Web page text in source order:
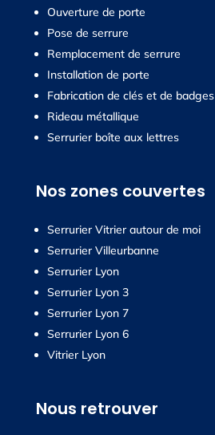
Ouverture de porte
Pose de serrure
Remplacement de serrure
Installation de porte
Fabrication de clés et de badges
Rideau métallique
Serrurier boîte aux lettres
Nos zones couvertes
Serrurier Vitrier autour de moi
Serrurier Villeurbanne
Serrurier Lyon
Serrurier Lyon 3
Serrurier Lyon 7
Serrurier Lyon 6
Vitrier Lyon
Nous retrouver